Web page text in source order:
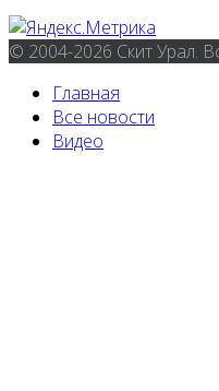
© 2004-2026 Скит Урал.
Главная
Все новости
Видео